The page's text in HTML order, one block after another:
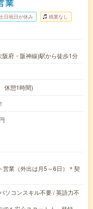
業
土日祝日が休み 残業なし
府・阪神線)駅から徒歩1分
休憩1時間)
営業（外出は月5～6日）＊契
ソコンスキル不要 / 英語力不